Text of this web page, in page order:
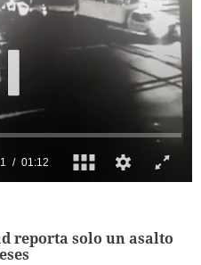
reporta solo un asalto